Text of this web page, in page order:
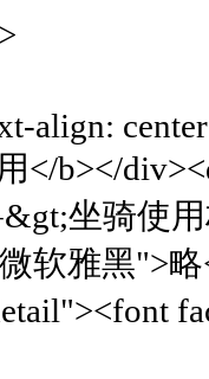
align:
</b></
坐骑使
软雅黑">略